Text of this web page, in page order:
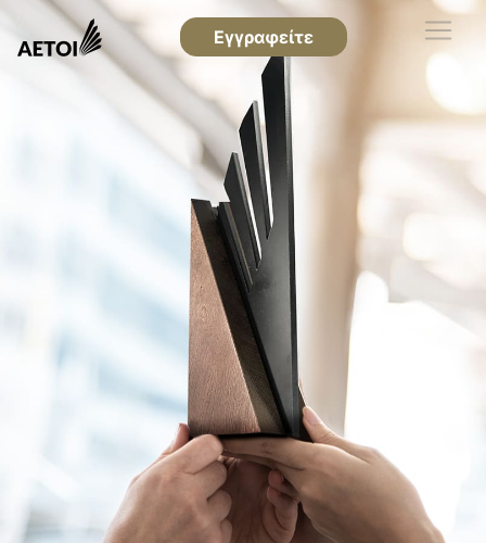
Εγγραφείτε